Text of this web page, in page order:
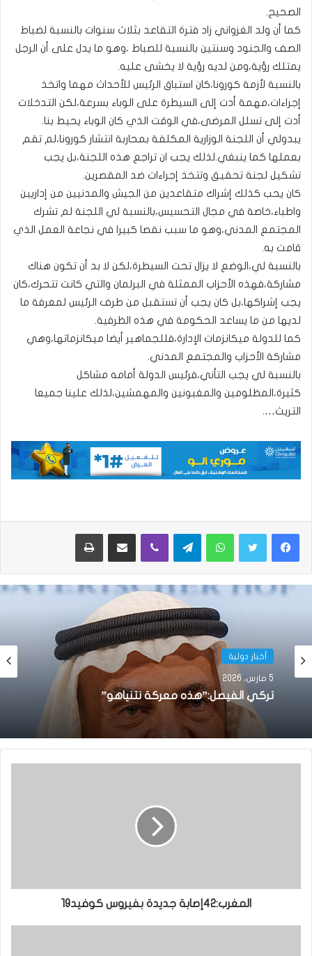
الصحيح.
كما أن ولد الغزواني زاد فترة التقاعد بثلاث سنوات بالنسبة لضباط
الصف والجنود وسنتين بالنسبة للصباط ،وهو ما يدل على أن الرجل
يمتلك رؤية،ومن لديه رؤية لا يخشى عليه.
بالنسبة لأزمة كورونا،كان استباق الرئيس للأحداث مهما واتخذ
إجراءات،مهمة أدت إلى السيطرة على الوباء بسرعة،لكن التدخلات
أدت إلى تسلل المرضى،في الوقت الذي كان الوباء يحيط بنا.
يبدولي أن اللجنة الوزارية المكلفة بمحاربة انتشار كورونا،لم تقم
بعملها كما ينبغي.لذلك يجب ان تراجع هذه اللجنة،بل يجب
تشكيل لجنة تحقيق وتتخذ إجراءات ضد المقصرين.
كان يحب كذلك إشراك متقاعدين من الجيش والمدنيين من إداريين
واطباء،خاصة في مجال التحسيس،بالنسبة لي اللجنة لم تشرك
المجتمع المدني،وهو ما سبب نقصا كبيرا في نجاعة العمل الذي
قامت به.
بالنسبة لي،الوضع لا يزال تحت السيطرة،لكن لا بد أن تكون هناك
مشاركة،فهذه الأحزاب الممثلة في البرلمان والتي كانت تتحرك،كان
يجب إشراكها،بل كان يجب أن تستقبل من طرف الرئيس لمعرفة ما
لديها من ما يساعد الحكومة في هذه الظرفية.
كما للدولة ميكانزمات الإدارة،فللجماهير أيضا ميكانزماتها،وهي
مشاركة الأحزاب والمجتمع المدني.
بالنسبة لي يجب التأني،فرئيس الدولة أمامه مشاكل
كثيرة،المظلومين والمغبونين والمهمشين،لذلك علينا جميعا
التريث….
واتساب تيلقرام ڤايبر مشاركة عبر البريد طباعة
أخبار دولية
5 مارس، 2026
تركي الفيصل:”هذه معركة نتنياهو”
المغرب:42إصابة جديدة بفيروس كوفيد19